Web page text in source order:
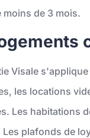
moins de 3 mois.
Visale
les locations
Les habitations
Les plafonds de